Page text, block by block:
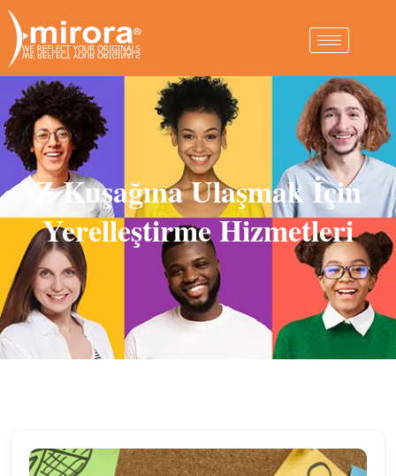
Z Kuşağına Ulaşmak İçin
Yerelleştirme Hizmetleri